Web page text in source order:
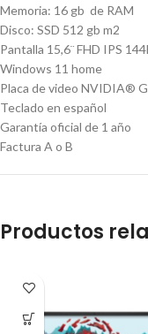
Memoria: 16 gb de RAM
Disco: SSD 512 gb m2
Pantalla 15,6¨ FHD IPS
Windows 11 home
Placa de video NVIDIA®
Teclado en español
Garantía oficial de 1 año
Factura A o B
Productos